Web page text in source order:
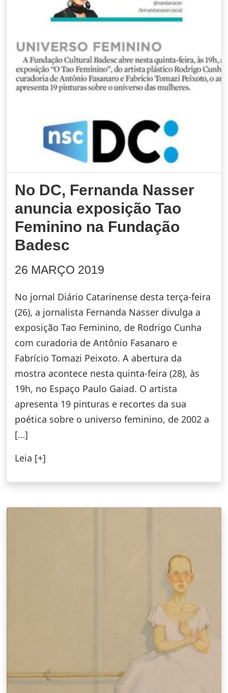
No DC, Fernanda Nasser
anuncia exposição Tao
Feminino na Fundação
Badesc
26 MARÇO 2019
No jornal Diário Catarinense desta terça-feira
(26), a jornalista Fernanda Nasser divulga a
exposição Tao Feminino, de Rodrigo Cunha
com curadoria de Antônio Fasanaro e
Fabrício Tomazi Peixoto. A abertura da
mostra acontece nesta quinta-feira (28), às
19h, no Espaço Paulo Gaiad. O artista
apresenta 19 pinturas e recortes da sua
poética sobre o universo feminino, de 2002 a
[…]
Leia [+]